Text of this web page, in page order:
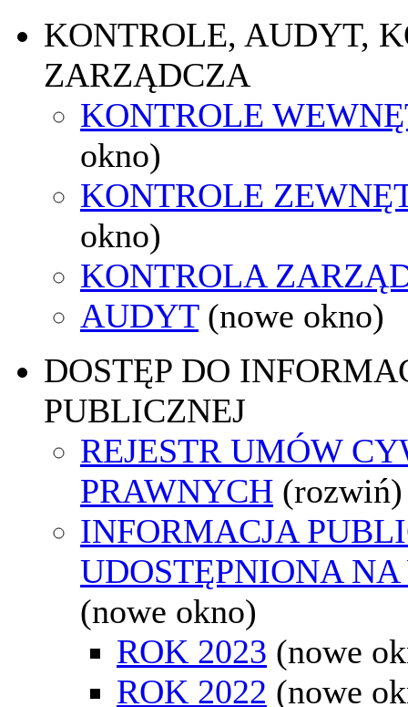
KONTROLE, AUDYT,
ZARZĄDCZA
KONTROLE
okno)
KONTROLE
okno)
KONTROLA
AUDYT (nowe okno)
DOSTĘP DO
PUBLICZNEJ
REJESTR UMÓW
PRAWNYCH (rozwiń)
INFORMACJA
UDOSTĘPNIONA
(nowe okno)
ROK 2023 (nowe
ROK 2022 (nowe